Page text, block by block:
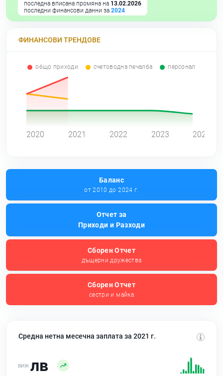
последна вписана промяна на 13.02.2026
последни финансови данни за 2024
ФИНАНСОВИ ТРЕНДОВЕ
общо приходи счетоводна печалба персонал
2020 2021 2022 2023 2024
Баланс
от 2010 до 2024 г.
Отчет за
Приходи и Разходи
Сборен Отчет
дъщерни дружества
Сборен Отчет
сестри и майка
Средна нетна месечна заплата за 2021 г.
лв